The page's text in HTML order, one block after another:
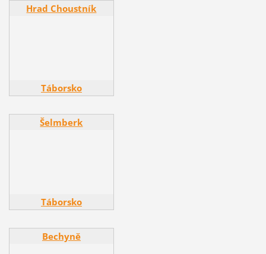
Hrad Choustník
Hrad Choustník
Táborsko
Šelmberk
Šelmberk
Táborsko
Bechyně
Bechyně